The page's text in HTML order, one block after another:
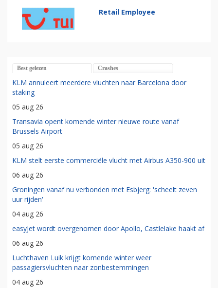
Retail Employee
Best gelezen Crashes
KLM annuleert meerdere vluchten naar Barcelona door
staking
05 aug 26
Transavia opent komende winter nieuwe route vanaf
Brussels Airport
05 aug 26
KLM stelt eerste commerciële vlucht met Airbus A350-900 uit
06 aug 26
Groningen vanaf nu verbonden met Esbjerg: 'scheelt zeven
uur rijden'
04 aug 26
easyJet wordt overgenomen door Apollo, Castlelake haakt af
06 aug 26
Luchthaven Luik krijgt komende winter weer
passagiersvluchten naar zonbestemmingen
04 aug 26